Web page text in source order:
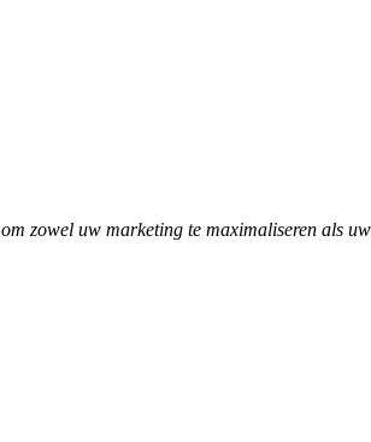
zowel uw marketing te maximaliseren als